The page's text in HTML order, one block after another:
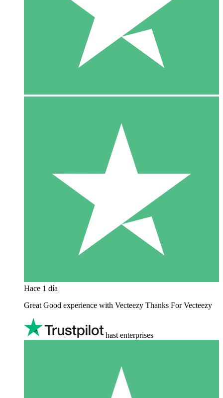
Hace 1 día
Great Good experience with Vecteezy Thanks For Vecteezy
hast enterprises